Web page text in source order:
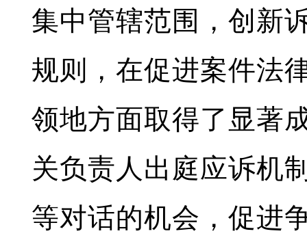
集中管辖范围，创新
规则，在促进案件法
领地方面取得了显著
关负责人出庭应诉机
等对话的机会，促进